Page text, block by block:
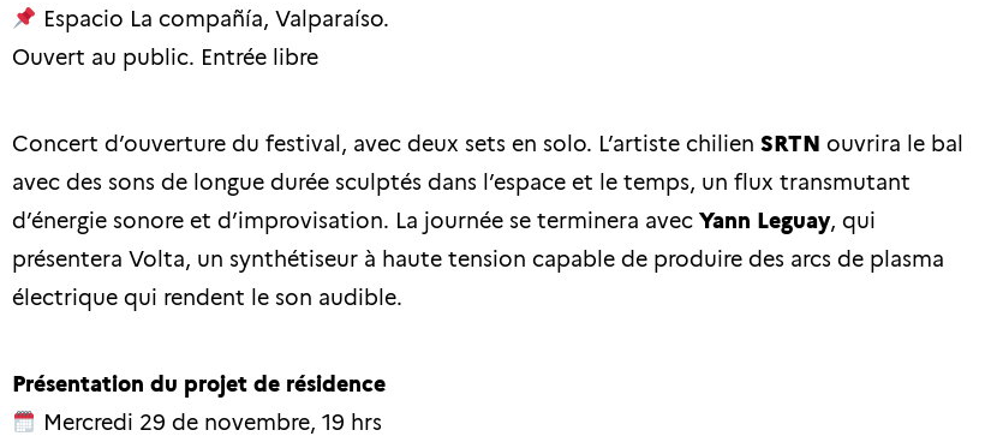
Espacio La compañía, Valparaíso.
Ouvert au public. Entrée libre
Concert d’ouverture du festival, avec deux sets en solo. L’artiste chilien SRTN ouvrira le bal
avec des sons de longue durée sculptés dans l’espace et le temps, un flux transmutant
d’énergie sonore et d’improvisation. La journée se terminera avec Yann Leguay, qui
présentera Volta, un synthétiseur à haute tension capable de produire des arcs de plasma
électrique qui rendent le son audible.
Présentation du projet de résidence
Mercredi 29 de novembre, 19 hrs